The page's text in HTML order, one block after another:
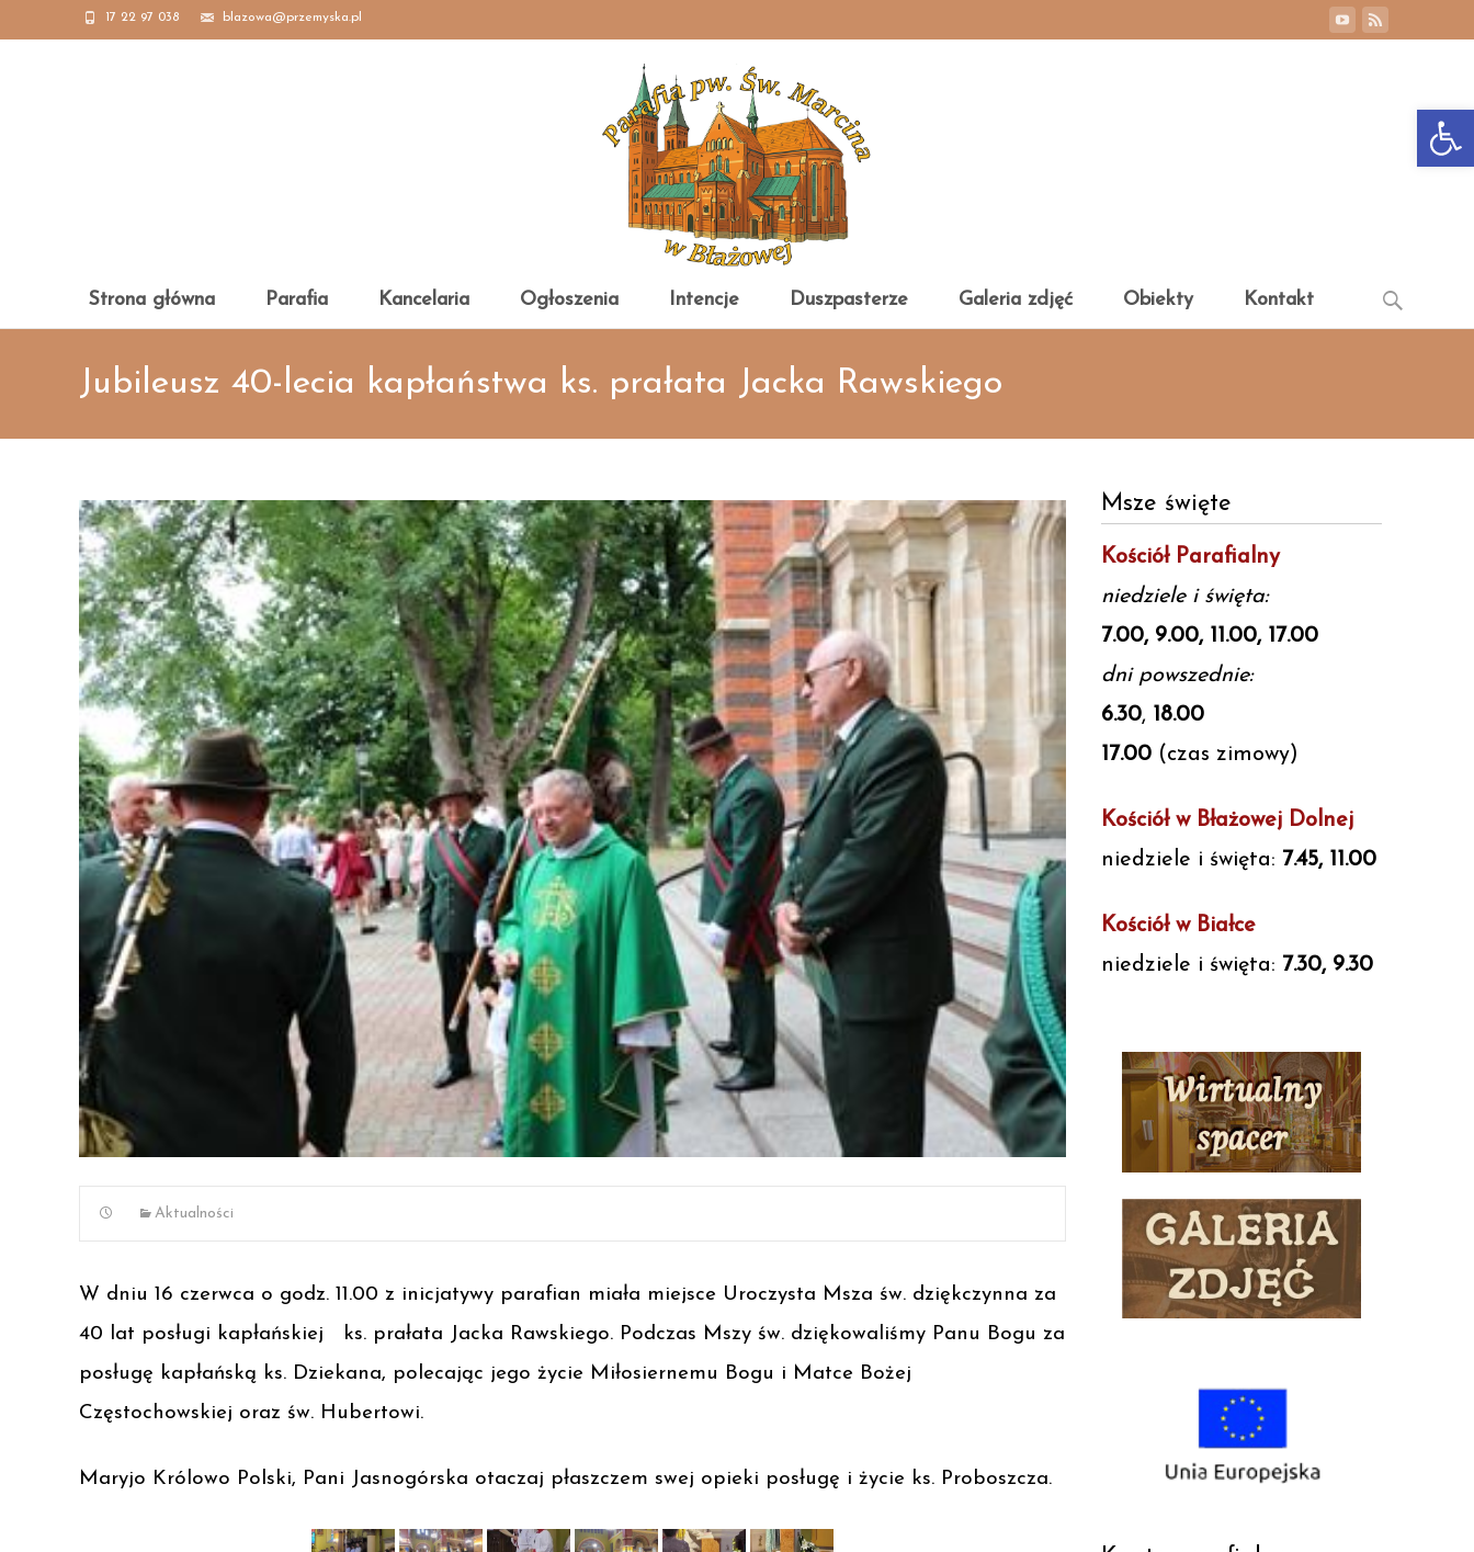
17 22 97 038 blazowa@przemyska.pl
Skip
to
content
Strona główna Parafia Kancelaria Ogłoszenia Intencje Duszpasterze Galeria zdjęć Obiekty Kontakt
Search
for:
Jubileusz 40-lecia kapłaństwa ks. prałata Jacka Rawskiego
Aktualności
W dniu 16 czerwca o godz. 11.00 z inicjatywy parafian miała miejsce Uroczysta Msza św. dziękczynna za
40 lat posługi kapłańskiej ks. prałata Jacka Rawskiego. Podczas Mszy św. dziękowaliśmy Panu Bogu za
posługę kapłańską ks. Dziekana, polecając jego życie Miłosiernemu Bogu i Matce Bożej
Częstochowskiej oraz św. Hubertowi.
Maryjo Królowo Polski, Pani Jasnogórska otaczaj płaszczem swej opieki posługę i życie ks. Proboszcza.
Msze święte
Kościół Parafialny
niedziele i święta:
7.00, 9.00, 11.00, 17.00
dni powszednie:
6.30, 18.00
17.00 (czas zimowy)
Kościół w Błażowej Dolnej
niedziele i święta: 7.45, 11.00
Kościół w Białce
niedziele i święta: 7.30, 9.30